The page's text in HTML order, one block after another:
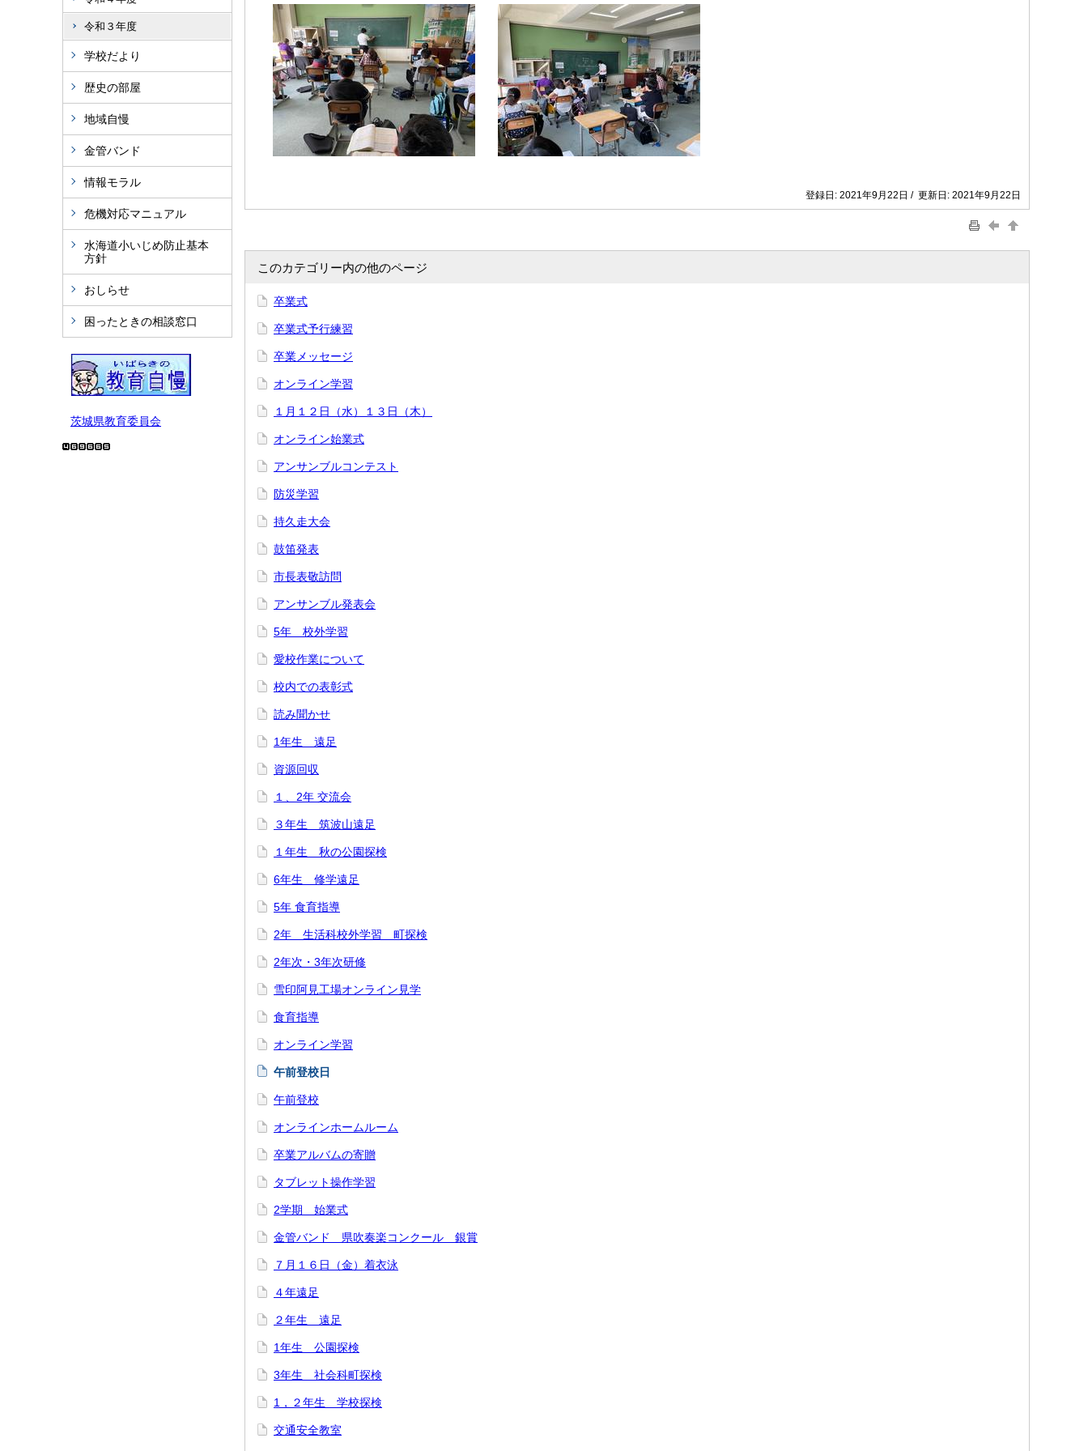
令和３年度
学校だより
歴史の部屋
地域自慢
金管バンド
情報モラル
危機対応マニュアル
水海道小いじめ防止基本
方針
おしらせ
困ったときの相談窓口
茨城県教育委員会
登録日: 2021年9月22日 / 更新日: 2021年9月22日
このカテゴリー内の他のページ
卒業式
卒業式予行練習
卒業メッセージ
オンライン学習
１月１２日（水）１３日（木）
オンライン始業式
アンサンブルコンテスト
防災学習
持久走大会
鼓笛発表
市長表敬訪問
アンサンブル発表会
5年 校外学習
愛校作業について
校内での表彰式
読み聞かせ
1年生 遠足
資源回収
１、2年 交流会
３年生 筑波山遠足
１年生 秋の公園探検
6年生 修学遠足
5年 食育指導
2年 生活科校外学習 町探検
2年次・3年次研修
雪印阿見工場オンライン見学
食育指導
オンライン学習
午前登校日
午前登校
オンラインホームルーム
卒業アルバムの寄贈
タブレット操作学習
2学期 始業式
金管バンド 県吹奏楽コンクール 銀賞
７月１６日（金）着衣泳
４年遠足
２年生 遠足
1年生 公園探検
3年生 社会科町探検
1，２年生 学校探検
交通安全教室